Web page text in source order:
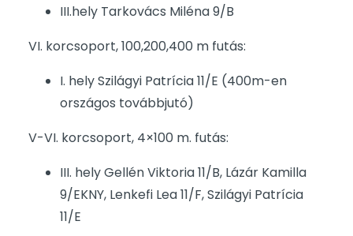
III.hely Tarkovács Miléna 9/B
VI. korcsoport, 100,200,400 m futás:
I. hely Szilágyi Patrícia 11/E (400m-en
országos továbbjutó)
V-VI. korcsoport, 4×100 m. futás:
III. hely Gellén Viktoria 11/B, Lázár Kamilla
9/EKNY, Lenkefi Lea 11/F, Szilágyi Patrícia
11/E